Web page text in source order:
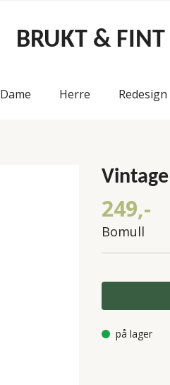
BRUKT & FINT
Dame Herre Redesign
249,-
Bomull
på lager